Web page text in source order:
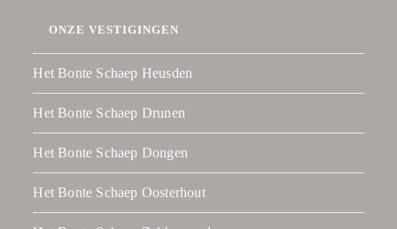
ONZE VESTIGINGEN
Het Bonte Schaep Heusden
Het Bonte Schaep Drunen
Het Bonte Schaep Dongen
Het Bonte Schaep Oosterhout